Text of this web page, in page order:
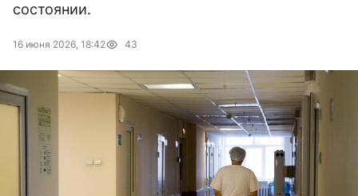
состоянии.
16 июня 2026, 18:42 43